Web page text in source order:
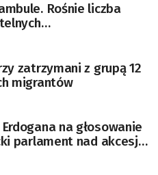
Rośnie liczba
zatrzymani z grupą 12
migrantów
na głosowanie
parlament nad akcesją